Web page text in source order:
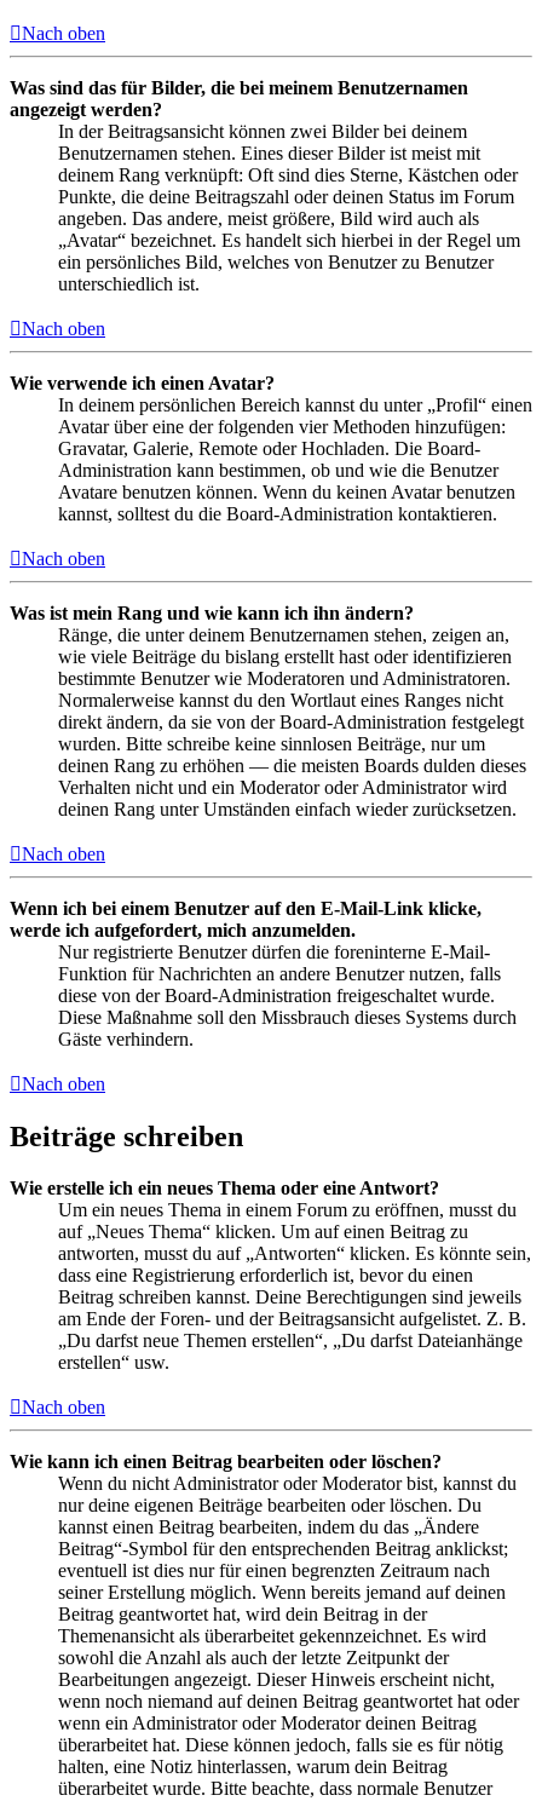
Nach oben
Was sind das für Bilder, die bei meinem Benutzernamen
angezeigt werden?
In der Beitragsansicht können zwei Bilder bei deinem
Benutzernamen stehen. Eines dieser Bilder ist meist mit
deinem Rang verknüpft: Oft sind dies Sterne, Kästchen oder
Punkte, die deine Beitragszahl oder deinen Status im Forum
angeben. Das andere, meist größere, Bild wird auch als
„Avatar“ bezeichnet. Es handelt sich hierbei in der Regel um
ein persönliches Bild, welches von Benutzer zu Benutzer
unterschiedlich ist.
Nach oben
Wie verwende ich einen Avatar?
In deinem persönlichen Bereich kannst du unter „Profil“ einen
Avatar über eine der folgenden vier Methoden hinzufügen:
Gravatar, Galerie, Remote oder Hochladen. Die Board-
Administration kann bestimmen, ob und wie die Benutzer
Avatare benutzen können. Wenn du keinen Avatar benutzen
kannst, solltest du die Board-Administration kontaktieren.
Nach oben
Was ist mein Rang und wie kann ich ihn ändern?
Ränge, die unter deinem Benutzernamen stehen, zeigen an,
wie viele Beiträge du bislang erstellt hast oder identifizieren
bestimmte Benutzer wie Moderatoren und Administratoren.
Normalerweise kannst du den Wortlaut eines Ranges nicht
direkt ändern, da sie von der Board-Administration festgelegt
wurden. Bitte schreibe keine sinnlosen Beiträge, nur um
deinen Rang zu erhöhen — die meisten Boards dulden dieses
Verhalten nicht und ein Moderator oder Administrator wird
deinen Rang unter Umständen einfach wieder zurücksetzen.
Nach oben
Wenn ich bei einem Benutzer auf den E-Mail-Link klicke,
werde ich aufgefordert, mich anzumelden.
Nur registrierte Benutzer dürfen die foreninterne E-Mail-
Funktion für Nachrichten an andere Benutzer nutzen, falls
diese von der Board-Administration freigeschaltet wurde.
Diese Maßnahme soll den Missbrauch dieses Systems durch
Gäste verhindern.
Nach oben
Beiträge schreiben
Wie erstelle ich ein neues Thema oder eine Antwort?
Um ein neues Thema in einem Forum zu eröffnen, musst du
auf „Neues Thema“ klicken. Um auf einen Beitrag zu
antworten, musst du auf „Antworten“ klicken. Es könnte sein,
dass eine Registrierung erforderlich ist, bevor du einen
Beitrag schreiben kannst. Deine Berechtigungen sind jeweils
am Ende der Foren- und der Beitragsansicht aufgelistet. Z. B.
„Du darfst neue Themen erstellen“, „Du darfst Dateianhänge
erstellen“ usw.
Nach oben
Wie kann ich einen Beitrag bearbeiten oder löschen?
Wenn du nicht Administrator oder Moderator bist, kannst du
nur deine eigenen Beiträge bearbeiten oder löschen. Du
kannst einen Beitrag bearbeiten, indem du das „Ändere
Beitrag“-Symbol für den entsprechenden Beitrag anklickst;
eventuell ist dies nur für einen begrenzten Zeitraum nach
seiner Erstellung möglich. Wenn bereits jemand auf deinen
Beitrag geantwortet hat, wird dein Beitrag in der
Themenansicht als überarbeitet gekennzeichnet. Es wird
sowohl die Anzahl als auch der letzte Zeitpunkt der
Bearbeitungen angezeigt. Dieser Hinweis erscheint nicht,
wenn noch niemand auf deinen Beitrag geantwortet hat oder
wenn ein Administrator oder Moderator deinen Beitrag
überarbeitet hat. Diese können jedoch, falls sie es für nötig
halten, eine Notiz hinterlassen, warum dein Beitrag
überarbeitet wurde. Bitte beachte, dass normale Benutzer